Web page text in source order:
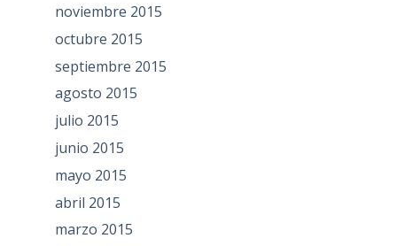
noviembre 2015
octubre 2015
septiembre 2015
agosto 2015
julio 2015
junio 2015
mayo 2015
abril 2015
marzo 2015